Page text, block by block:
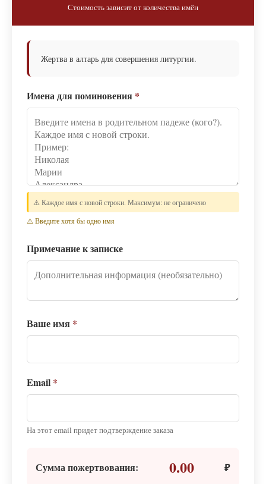
Стоимость зависит от количества имён
Жертва в алтарь для совершения литургии.
Имена для поминовения *
⚠️ Каждое имя с новой строки. Максимум: не ограничено
⚠️ Введите хотя бы одно имя
Примечание к записке
Ваше имя *
Email *
На этот email придет подтверждение заказа
Сумма пожертвования: 0.00 ₽